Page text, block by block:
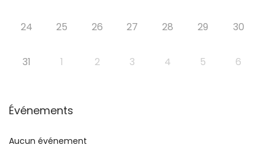
24 25 26 27 28 29 30
31 1 2 3 4 5 6
Événements
Aucun événement